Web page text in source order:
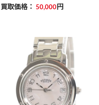
買取価格： 50,000 円